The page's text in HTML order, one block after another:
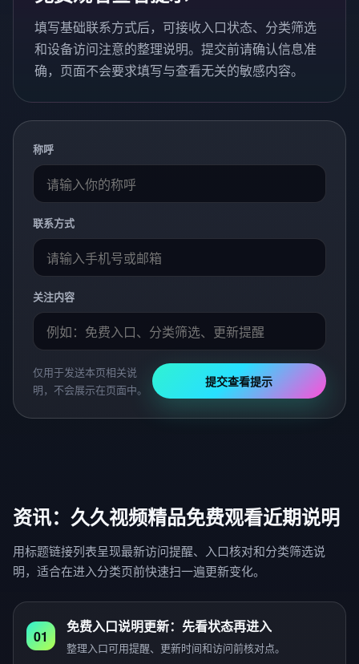
填写基础联系方式后，可接收入口状态、分类筛选
和设备访问注意的整理说明。提交前请确认信息准
确，页面不会要求填写与查看无关的敏感内容。
称呼
联系方式
关注内容
仅用于发送本页相关说
明，不会展示在页面中。
提交查看提示
资讯：久久视频精品免费观看近期说明
用标题链接列表呈现最新访问提醒、入口核对和分类筛选说
明，适合在进入分类页前快速扫一遍更新变化。
01
免费入口说明更新：先看状态再进入
整理入口可用提醒、更新时间和访问前核对点。